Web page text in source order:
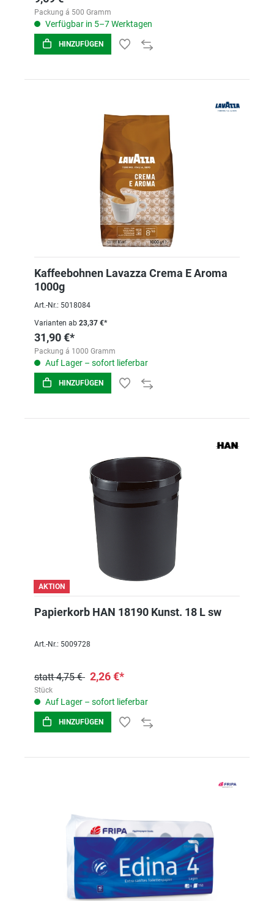
Packung á 500 Gramm
Verfügbar in 5–7 Werktagen
HINZUFÜGEN
Kaffeebohnen Lavazza Crema E Aroma
1000g
Art.-Nr.: 5018084
Varianten ab 23,37 €*
31,90 €*
Packung á 1000 Gramm
Auf Lager – sofort lieferbar
HINZUFÜGEN
AKTION
Papierkorb HAN 18190 Kunst. 18 L sw
Art.-Nr.: 5009728
statt 4,75 € 2,26 €*
Stück
Auf Lager – sofort lieferbar
HINZUFÜGEN